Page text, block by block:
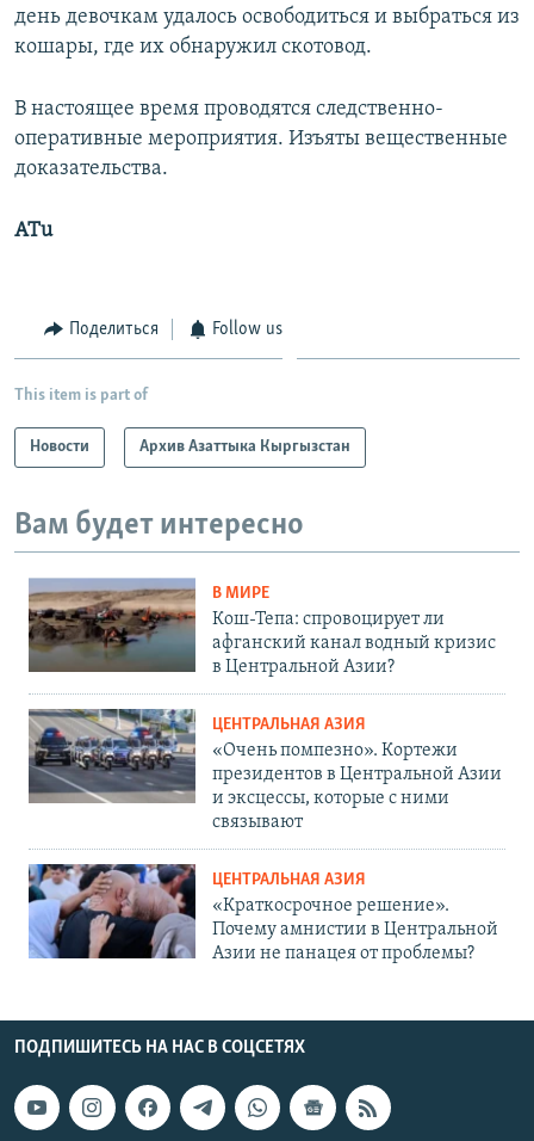
день девочкам удалось освободиться и выбраться из
кошары, где их обнаружил скотовод.
В настоящее время проводятся следственно-
оперативные мероприятия. Изъяты вещественные
доказательства.
ATu
Поделиться Follow us
This item is part of
Новости Архив Азаттыка Кыргызстан
Вам будет интересно
В МИРЕ
Кош-Тепа: спровоцирует ли
афганский канал водный кризис
в Центральной Азии?
ЦЕНТРАЛЬНАЯ АЗИЯ
«Очень помпезно». Кортежи
президентов в Центральной Азии
и эксцессы, которые с ними
связывают
ЦЕНТРАЛЬНАЯ АЗИЯ
«Краткосрочное решение».
Почему амнистии в Центральной
Азии не панацея от проблемы?
ПОДПИШИТЕСЬ НА НАС В СОЦСЕТЯХ